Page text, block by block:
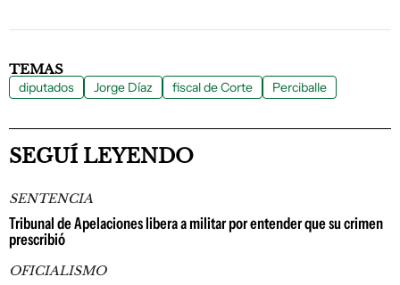
TEMAS
diputados Jorge Díaz fiscal de Corte Perciballe
SEGUÍ LEYENDO
SENTENCIA
Tribunal de Apelaciones libera a militar por entender que su crimen
prescribió
OFICIALISMO